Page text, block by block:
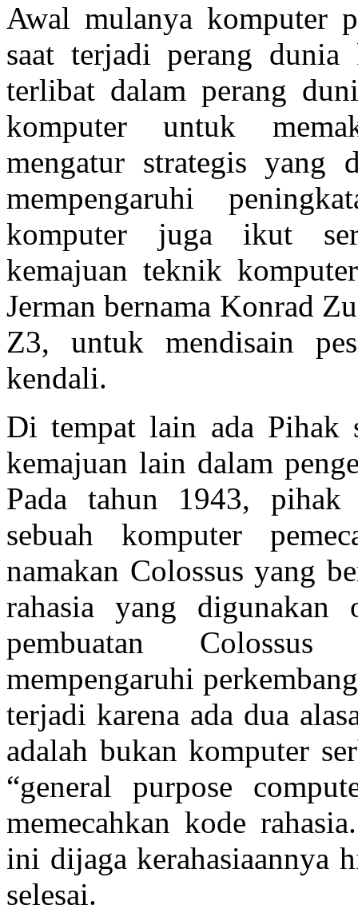
Awal mulanya komputer
saat terjadi perang dunia
terlibat dalam perang
komputer untuk
mengatur strategis
mempengaruhi
komputer juga ikut
kemajuan teknik
Jerman bernama Konrad
Z3, untuk mendisain
kendali.
Di tempat lain ada Pihak
kemajuan lain dalam
Pada tahun 1943, pihak
sebuah komputer
namakan Colossus yang
rahasia yang digunakan
pembuatan
mempengaruhi
terjadi karena ada dua
adalah bukan komputer
“general purpose
memecahkan kode
ini dijaga kerahasiaannya
selesai.